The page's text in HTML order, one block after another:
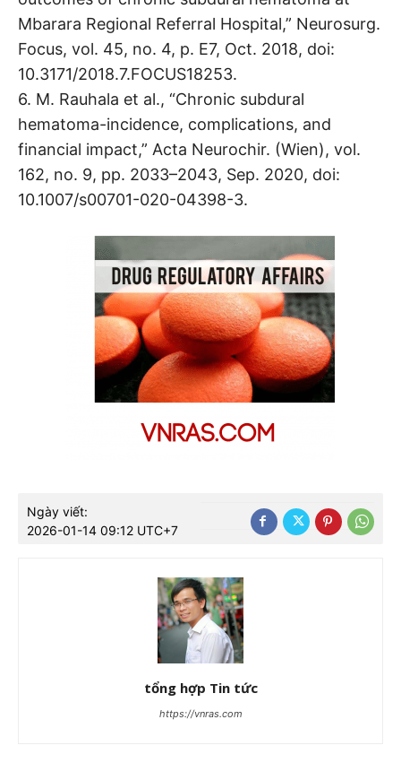
Mbarara Regional Referral Hospital,” Neurosurg.
Focus, vol. 45, no. 4, p. E7, Oct. 2018, doi:
10.3171/2018.7.FOCUS18253.
6. M. Rauhala et al., “Chronic subdural
hematoma-incidence, complications, and
financial impact,” Acta Neurochir. (Wien), vol.
162, no. 9, pp. 2033–2043, Sep. 2020, doi:
10.1007/s00701-020-04398-3.
Ngày viết:
2026-01-14 09:12 UTC+7
tổng hợp Tin tức
https://vnras.com